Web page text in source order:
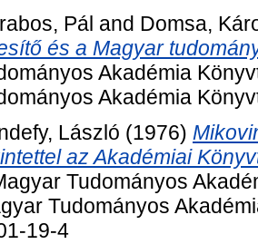
Pál and Domsa,
és a Magyar
Akadémia
Akadémia
László (1976)
az Akadémiai
Tudományos
Tudományos
19-4